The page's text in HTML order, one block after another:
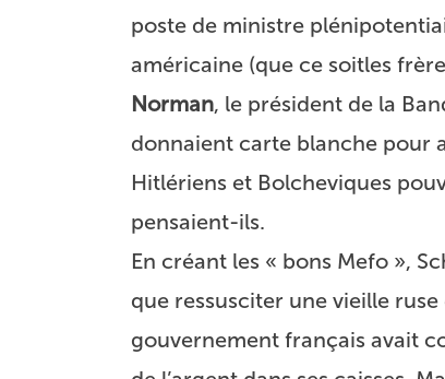
poste de ministre
américaine (que ce soitles
Norman, le président de la
donnaient carte blanche pour
Hitlériens et Bolcheviques
pensaient-ils.
En créant les « bons Mefo »,
que ressusciter une vieille
gouvernement français avait